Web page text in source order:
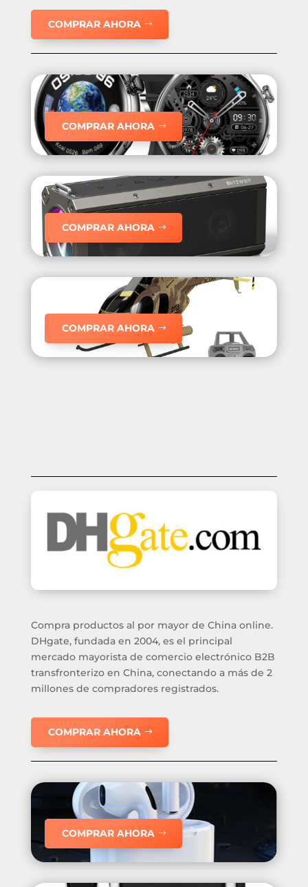
COMPRAR AHORA
COMPRAR AHORA
COMPRAR AHORA
COMPRAR AHORA
Compra productos al por mayor de China online.
DHgate, fundada en 2004, es el principal
mercado mayorista de comercio electrónico B2B
transfronterizo en China, conectando a más de 2
millones de compradores registrados.
COMPRAR AHORA
COMPRAR AHORA